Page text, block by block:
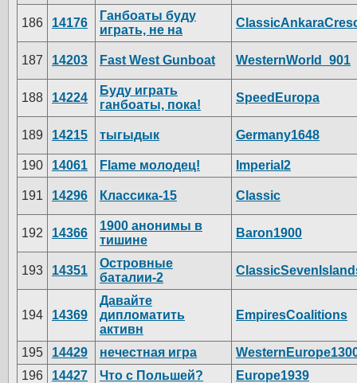
186 14176
Ганбоаты буду
играть, не на
187 14203 Fast West Gunboat WesternWorld_901
188 14224
Буду играть
ганбоаты, пока!
SpeedEuropa
189 14215 тыгыдык Germany1648
190 14061 Flame молодец! Imperial2
191 14296 Классика-15 Classic
192 14366
1900 анонимы в
тишине
Baron1900
193 14351
Островные
баталии-2
194 14369
Давайте
дипломатить
активн
EmpiresCoalitions
195 14429 нечестная игра
196
14427 Что с Польшей? Europe1939